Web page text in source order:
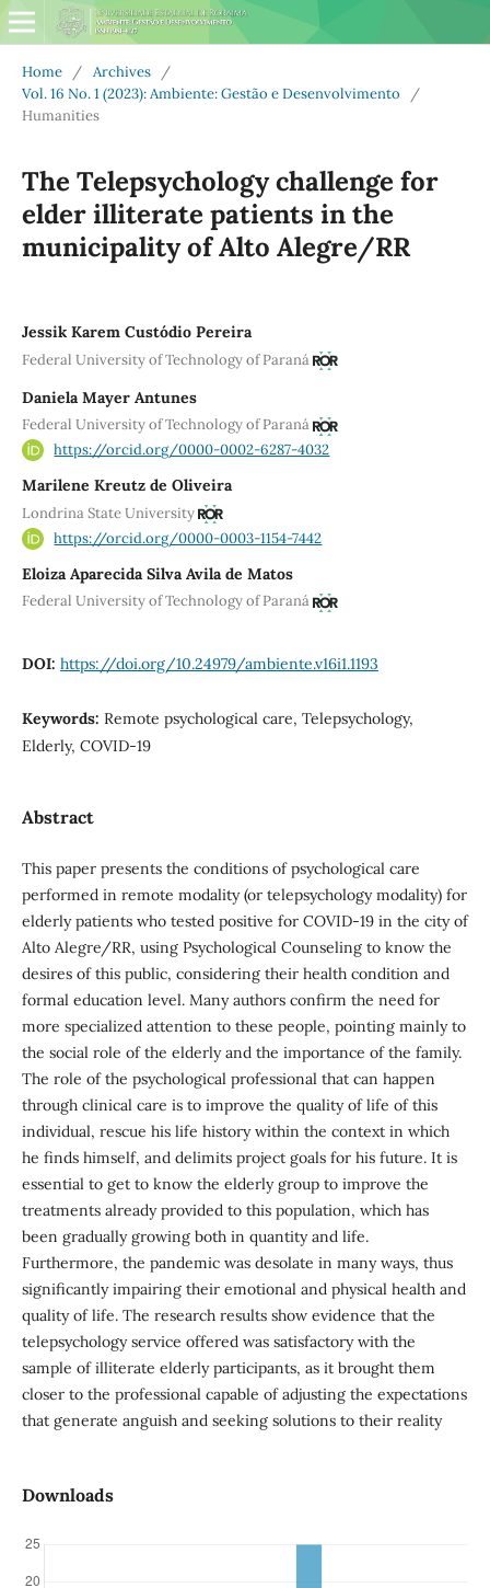
Home / Archives
/
Vol. 16 No. 1 (2023): Ambiente: Gestão e Desenvolvimento
/
Humanities
The Telepsychology challenge for
elder illiterate patients in the
municipality of Alto Alegre/RR
Jessik Karem Custódio Pereira
Federal University of Technology of Paraná
Daniela Mayer Antunes
Federal University of Technology of Paraná
https://orcid.org/0000-0002-6287-4032
Marilene Kreutz de Oliveira
Londrina State University
https://orcid.org/0000-0003-1154-7442
Eloiza Aparecida Silva Avila de Matos
Federal University of Technology of Paraná
DOI: https://doi.org/10.24979/ambiente.v16i1.1193
Keywords: Remote psychological care, Telepsychology,
Elderly, COVID-19
Abstract
This paper presents the conditions of psychological care
performed in remote modality (or telepsychology modality) for
elderly patients who tested positive for COVID-19 in the city of
Alto Alegre/RR, using Psychological Counseling to know the
desires of this public, considering their health condition and
formal education level. Many authors confirm the need for
more specialized attention to these people, pointing mainly to
the social role of the elderly and the importance of the family.
The role of the psychological professional that can happen
through clinical care is to improve the quality of life of this
individual, rescue his life history within the context in which
he finds himself, and delimits project goals for his future. It is
essential to get to know the elderly group to improve the
treatments already provided to this population, which has
been gradually growing both in quantity and life.
Furthermore, the pandemic was desolate in many ways, thus
significantly impairing their emotional and physical health and
quality of life. The research results show evidence that the
telepsychology service offered was satisfactory with the
sample of illiterate elderly participants, as it brought them
closer to the professional capable of adjusting the expectations
that generate anguish and seeking solutions to their reality
Downloads